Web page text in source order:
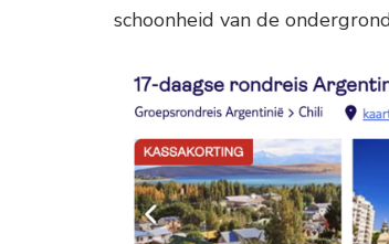
schoonheid van de